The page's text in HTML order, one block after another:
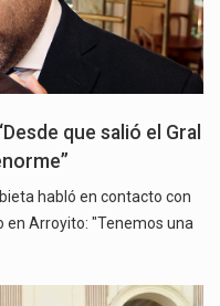
que salió el Gral
habló en contacto con
en Arroyito: "Tenemos una